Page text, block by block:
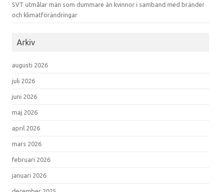
SVT utmålar män som dummare än kvinnor i samband med bränder
och klimatförändringar
Arkiv
augusti 2026
juli 2026
juni 2026
maj 2026
april 2026
mars 2026
februari 2026
januari 2026